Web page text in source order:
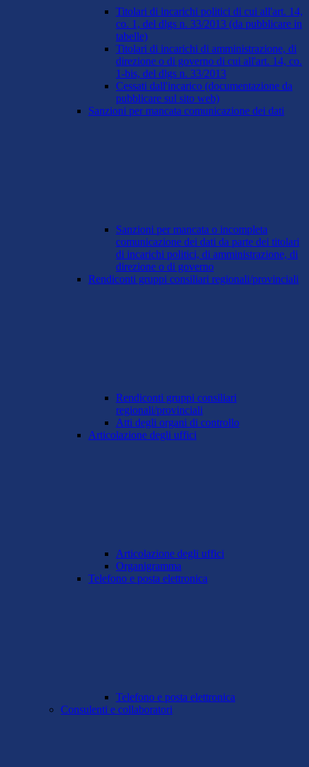
Titolari di incarichi politici di cui all'art. 14,
co. 1, del dlgs n. 33/2013 (da pubblicare in
tabelle)
Titolari di incarichi di amministrazione, di
direzione o di governo di cui all'art. 14, co.
1-bis, del dlgs n. 33/2013
Cessati dall'incarico (documentazione da
pubblicare sul sito web)
Sanzioni per mancata comunicazione dei dati
Sanzioni per mancata o incompleta
comunicazione dei dati da parte dei titolari
di incarichi politici, di amministrazione, di
direzione o di governo
Rendiconti gruppi consiliari regionali/provinciali
Rendiconti gruppi consiliari
regionali/provinciali
Atti degli organi di controllo
Articolazione degli uffici
Articolazione degli uffici
Organigramma
Telefono e posta elettronica
Telefono e posta elettronica
Consulenti e collaboratori